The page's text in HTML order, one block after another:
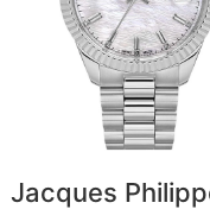
Jacques